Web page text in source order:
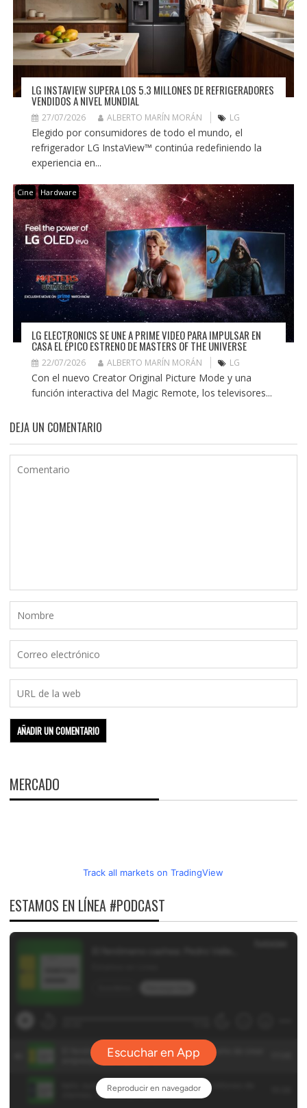
LG INSTAVIEW SUPERA LOS 5.3 MILLONES DE REFRIGERADORES
VENDIDOS A NIVEL MUNDIAL
27/07/2026 ALBERTO MARÍN MORÁN LG
Elegido por consumidores de todo el mundo, el
refrigerador LG InstaView™ continúa redefiniendo la
experiencia en...
Cine Hardware
LG ELECTRONICS SE UNE A PRIME VIDEO PARA IMPULSAR EN
CASA EL ÉPICO ESTRENO DE MASTERS OF THE UNIVERSE
22/07/2026 ALBERTO MARÍN MORÁN LG
Con el nuevo Creator Original Picture Mode y una
función interactiva del Magic Remote, los televisores...
DEJA UN COMENTARIO
MERCADO
Track all markets on TradingView
ESTAMOS EN LÍNEA #PODCAST